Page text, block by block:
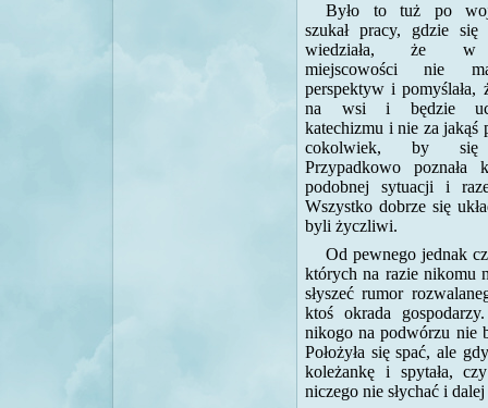
Było to tuż po
szukał pracy, gdzie się
wiedziała, że w
miejscowości nie
perspektyw i pomyślała,
na wsi i będzie
katechizmu i nie za jakąś
cokolwiek, by się
Przypadkowo poznała
podobnej sytuacji i
Wszystko dobrze się
byli życzliwi.
Od pewnego jednak
których na razie nikomu
słyszeć rumor
ktoś okrada
nikogo na podwórzu nie
Położyła się spać, ale
koleżankę i spytała,
niczego nie słychać i